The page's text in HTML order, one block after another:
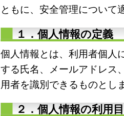
ともに、安全管理について
１．個人情報の定義
個人情報とは、利用者個人
する氏名、メールアドレス
用者を識別できるものとし
２．個人情報の利用